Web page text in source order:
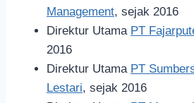
Management, sejak 2016
Direktur Utama PT
2016
Direktur Utama PT
Lestari, sejak 2016